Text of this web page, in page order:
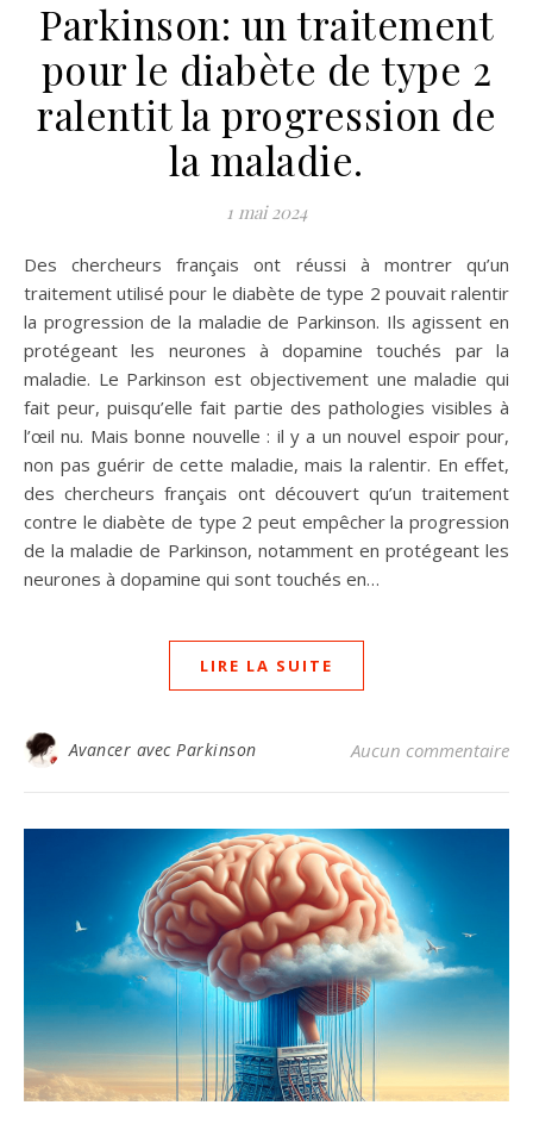
Parkinson: un traitement
pour le diabète de type 2
ralentit la progression de
la maladie.
1 mai 2024
Des chercheurs français ont réussi à montrer qu’un
traitement utilisé pour le diabète de type 2 pouvait ralentir
la progression de la maladie de Parkinson. Ils agissent en
protégeant les neurones à dopamine touchés par la
maladie. Le Parkinson est objectivement une maladie qui
fait peur, puisqu’elle fait partie des pathologies visibles à
l’œil nu. Mais bonne nouvelle : il y a un nouvel espoir pour,
non pas guérir de cette maladie, mais la ralentir. En effet,
des chercheurs français ont découvert qu’un traitement
contre le diabète de type 2 peut empêcher la progression
de la maladie de Parkinson, notamment en protégeant les
neurones à dopamine qui sont touchés en…
LIRE LA SUITE
Avancer avec Parkinson Aucun commentaire